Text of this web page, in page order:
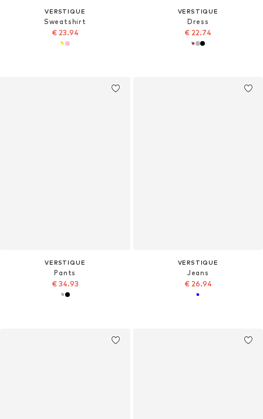
VERSTIQUE
Sweatshirt
€ 23.94
VERSTIQUE
Dress
€ 22.74
VERSTIQUE
Pants
€ 34.93
VERSTIQUE
Jeans
€ 26.94